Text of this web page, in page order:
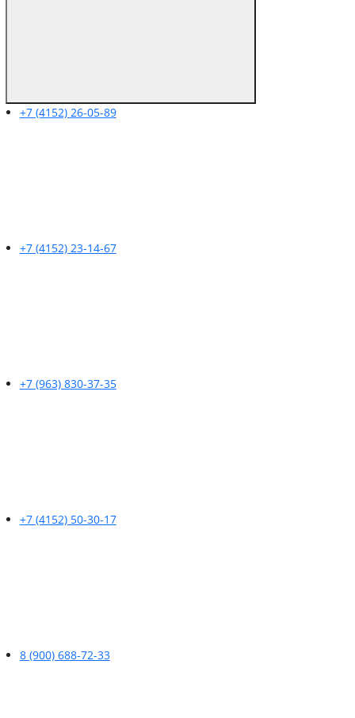
+7 (4152) 26-05-89
+7 (4152) 23-14-67
+7 (963) 830-37-35
+7 (4152) 50-30-17
8 (900) 688-72-33